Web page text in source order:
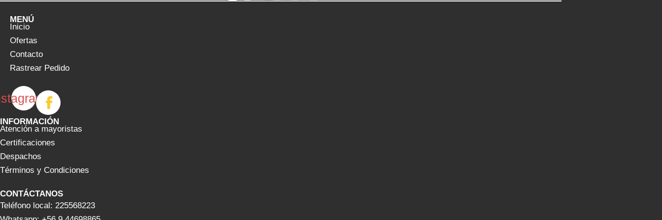
MENÚ
Inicio
Ofertas
Contacto
Rastrear Pedido
INFORMACIÓN
Atención a mayoristas
Certificaciones
Despachos
Términos y Condiciones
CONTÁCTANOS
Teléfono local: 225568223